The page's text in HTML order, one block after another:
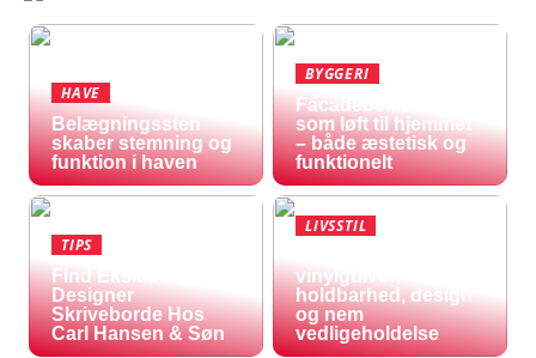
HAVE
Belægningssten
skaber stemning og
funktion i haven
BYGGERI
Facadebeklædning
som løft til hjemmet
– både æstetisk og
funktionelt
TIPS
Find Eksklusive
Designer
Skriveborde Hos
Carl Hansen & Søn
LIVSSTIL
vinylgulve:
holdbarhed, design
og nem
vedligeholdelse